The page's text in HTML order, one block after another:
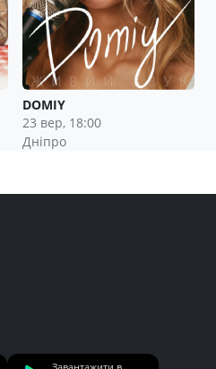
DOMIY
23 вер, 18:00
Дніпро